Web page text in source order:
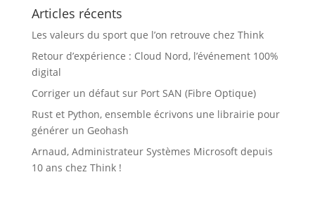
Articles récents
Les valeurs du sport que l’on retrouve chez Think
Retour d’expérience : Cloud Nord, l’événement 100%
digital
Corriger un défaut sur Port SAN (Fibre Optique)
Rust et Python, ensemble écrivons une librairie pour
générer un Geohash
Arnaud, Administrateur Systèmes Microsoft depuis
10 ans chez Think !